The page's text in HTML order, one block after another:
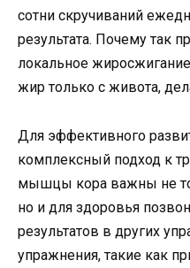
сотни скручиваний
результата. Почему так
локальное
жир только с живота,
Для эффективного
комплексный подход к
мышцы кора важны не
но и для здоровья
результатов в других
упражнения, такие как